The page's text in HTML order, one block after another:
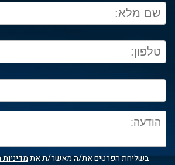
בשליחת הפרטים את/ה מאשר/ת את